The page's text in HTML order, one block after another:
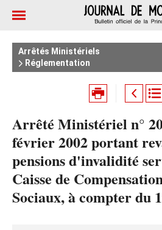
Arrêtés Ministériels
Réglementation
Arrêté Ministériel n°
février 2002 portant
pensions d'invalidité
Caisse de
Sociaux, à compter du